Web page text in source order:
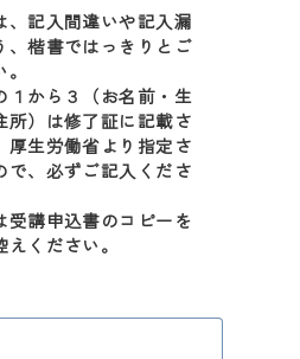
、記入間違いや記入漏
、楷書ではっきりとご
１から３（お名前・生
所）は修了証に記載さ
厚生労働省より指定さ
で、必ずご記入くださ
受講申込書のコピーを
ください。